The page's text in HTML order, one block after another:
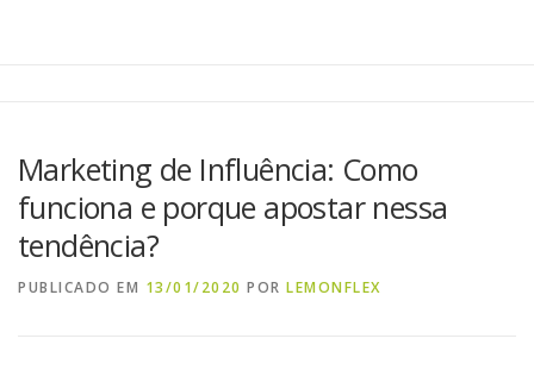
Marketing de Influência: Como
funciona e porque apostar nessa
tendência?
PUBLICADO EM 13/01/2020 POR LEMONFLEX